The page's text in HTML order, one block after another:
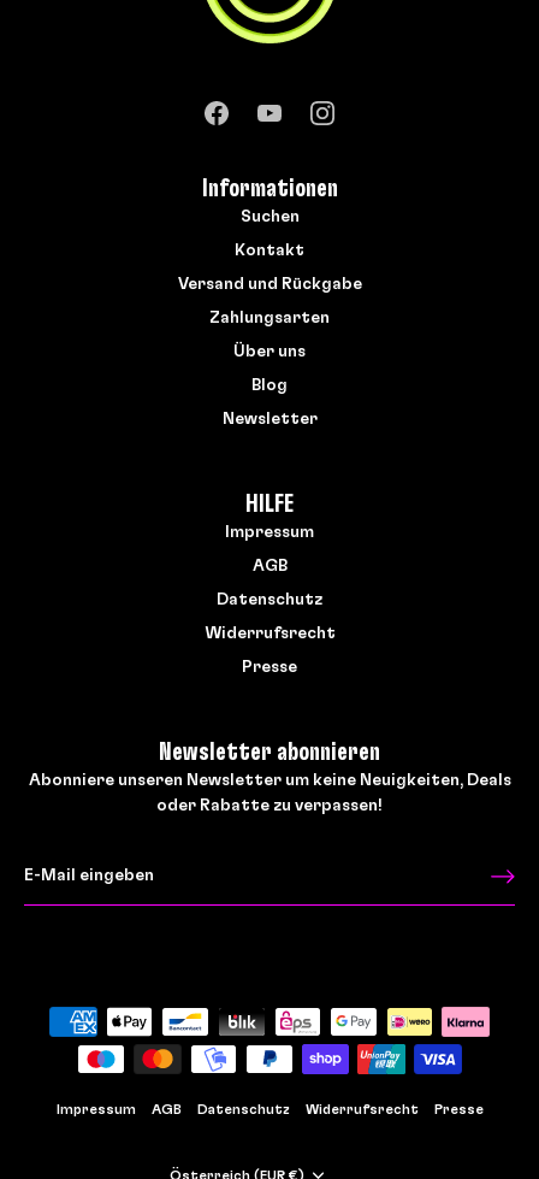
Informationen
Suchen
Kontakt
Versand und Rückgabe
Zahlungsarten
Über uns
Blog
Newsletter
HILFE
Impressum
AGB
Datenschutz
Widerrufsrecht
Presse
Newsletter abonnieren
Abonniere unseren Newsletter um keine Neuigkeiten, Deals
oder Rabatte zu verpassen!
Impressum AGB Datenschutz Widerrufsrecht Presse
Währung
Österreich (EUR €)